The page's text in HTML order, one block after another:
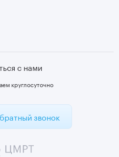
с нами
круглосуточно
звонок